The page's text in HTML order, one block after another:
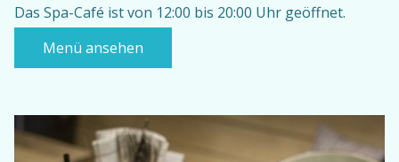
Das Spa-Café ist von 12:00 bis 20:00 Uhr geöffnet.
Menü ansehen